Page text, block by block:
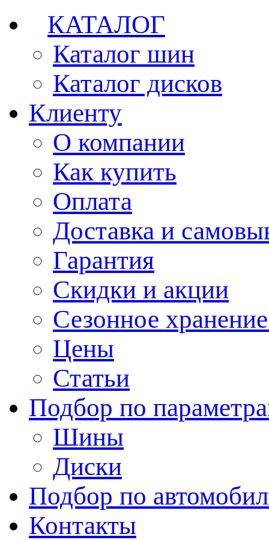
КАТАЛОГ
Каталог шин
Каталог дисков
Клиенту
О компании
Как купить
Оплата
Доставка и
Гарантия
Скидки и акции
Сезонное
Цены
Статьи
Подбор по
Шины
Диски
Подбор по
Контакты